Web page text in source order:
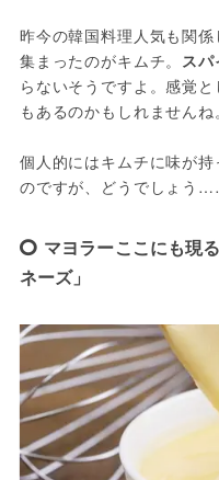
昨今の韓国料理人気も関
集まったのがキムチ。 ス
らないそうですよ。感覚
もあるのかもしれませんね。
個人的にはキムチに味が
のですが、どうでしょう
マヨラーここにも現
ネーズ」